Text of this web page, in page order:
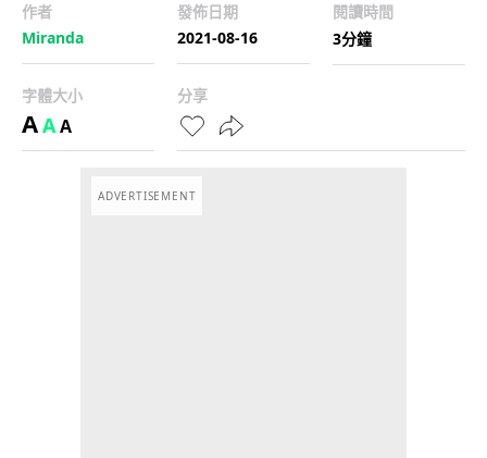
作者
Miranda
發佈日期
2021-08-16
閱讀時間
3分鐘
字體大小
AAA
分享
ADVERTISEMENT